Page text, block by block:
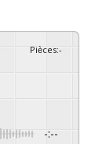
Pièces:-
-:--